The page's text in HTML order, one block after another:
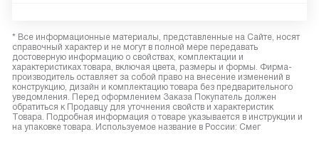
* Все информационные материалы, представленные на Сайте, носят
справочный характер и не могут в полной мере передавать
достоверную информацию о свойствах, комплектации и
характеристиках товара, включая цвета, размеры и формы. Фирма-
производитель оставляет за собой право на внесение изменений в
конструкцию, дизайн и комплектацию товара без предварительного
уведомления. Перед оформлением Заказа Покупатель должен
обратиться к Продавцу для уточнения свойств и характеристик
Товара. Подробная информация о товаре указывается в инструкции и
на упаковке товара. Используемое название в России: Смег